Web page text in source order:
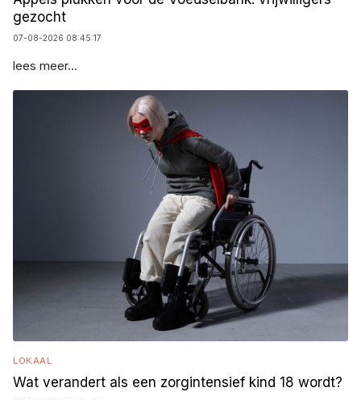
gezocht
07-08-2026 08:45:17
lees meer...
LOKAAL
Wat verandert als een zorgintensief kind 18 wordt?